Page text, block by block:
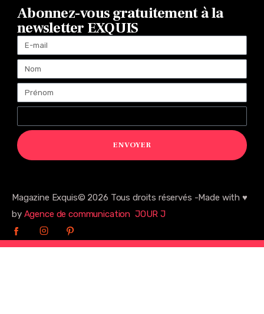
Abonnez-vous gratuitement à la
newsletter EXQUIS
ENVOYER
Magazine Exquis© 2026 Tous droits réservés -Made with ♥️
by Agence de communication JOUR J